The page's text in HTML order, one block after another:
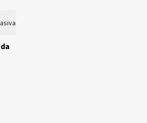
de inmigrantes en Ceuta